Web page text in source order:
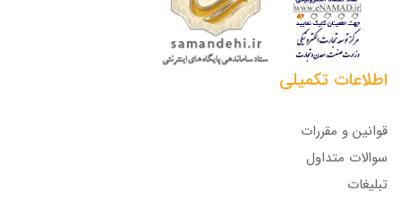
اطلاعات تکمیلی
قوانین و مقررات
سوالات متداول
تبلیغات